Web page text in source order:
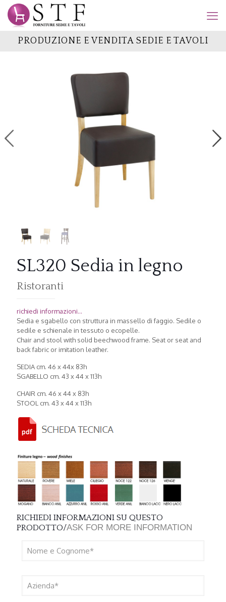
PRODUZIONE E VENDITA SEDIE E TAVOLI
SL320 Sedia in legno
Ristoranti
richiedi informazioni...
Sedia e sgabello con struttura in massello di faggio. Sedile o
sedile e schienale in tessuto o ecopelle.
Chair and stool with solid beechwood frame. Seat or seat and
back fabric or imitation leather.
SEDIA cm. 46 x 44x 83h
SGABELLO cm. 43 x 44 x 113h
CHAIR cm. 46 x 44 x 83h
STOOL cm. 43 x 44 x 113h
RICHIEDI INFORMAZIONI SU QUESTO
PRODOTTO/ASK FOR MORE INFORMATION